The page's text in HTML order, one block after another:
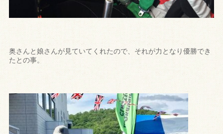
奥さんと娘さんが見ていてくれたので、それが力となり優勝でき
たとの事。